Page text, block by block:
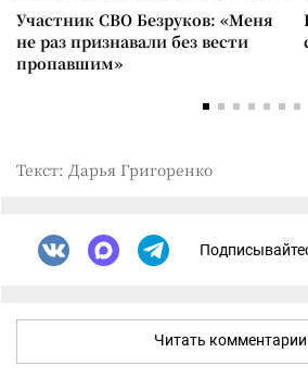
Участник СВО Безруков: «Меня
не раз признавали без вести
пропавшим»
Текст: Дарья Григоренко
Читать комментарии